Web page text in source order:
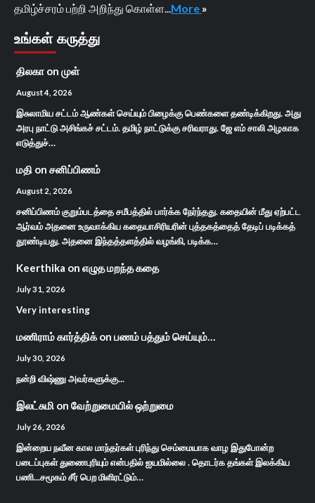
தமிழ்ச்சரம் பற்றி அறிந்து கொள்ள... More »
உங்கள் கருத்து
திலகா on முள்
August 4, 2026
இசுலாமிய சட்டம் ஆண்கள் செய்யும் பிழைக்கு பெண்களை தண்டிக்கிறது. அது
அரபு நாட்டு அசிங்கச் சட்டம். தமிழ் நாட்டுக்கு சரிவராது. ஜே எம் சாலி அழகாக
எடுத்துச்…
மதி on சனிப்பிணம்
August 2, 2026
சனிப்பிணம் குறும்படத்தை சமீபத்தில் பார்க்க நேர்ந்தது. கதையின் மீது ஏற்பட்ட
ஆர்வம் அதனை உருவாக்கிய கதையாசிரியரின் புத்தகத்தைத் தேடிப் படிக்கத்
தூண்டியது. அதனை இந்தத்தளத்தில் வழங்கி, படிக்க…
Keerthika on எழுத மறந்த கதை
July 31, 2026
Very interesting
மணிராம் கார்த்திக்on பணம் பத்தும் செய்யும்…
July 30, 2026
நன்றி விஷ்ணு அவர்களுக்கு...
இலட்சுமி on வேற்றுமையில் ஒற்றுமை
July 26, 2026
இன்றைய நவீன கால மாந்தர்கள் புரிந்து செம்மையாக வாழ இதுபோன்ற
படைப்புகள் துணைபுரியும் என்பதில் ஐயமில்லை . தொடர்க தங்கள் இலக்கிய
பணி...சமூகம் சீர் பெற மிளிரட்டும்…